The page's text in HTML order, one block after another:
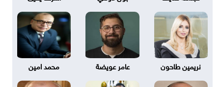
نريمين طاحون عامر عويضة محمد امين